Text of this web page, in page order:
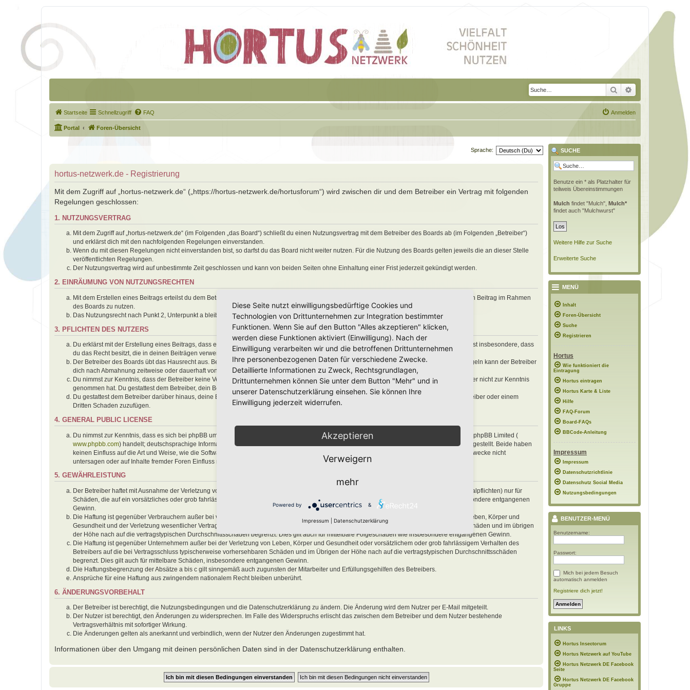
Suche Erweiterte Suche
Startseite Schnellzugriff FAQ Anmelden
Portal Foren-Übersicht
Sprache:
hortus-netzwerk.de - Registrierung
Mit dem Zugriff auf „hortus-netzwerk.de“ („https://hortus-netzwerk.de/hortusforum“) wird zwischen dir und dem Betreiber ein Vertrag mit folgenden
Regelungen geschlossen:
1. NUTZUNGSVERTRAG
Mit dem Zugriff auf „hortus-netzwerk.de“ (im Folgenden „das Board“) schließt du einen Nutzungsvertrag mit dem Betreiber des Boards ab (im Folgenden „Betreiber“)
und erklärst dich mit den nachfolgenden Regelungen einverstanden.
Wenn du mit diesen Regelungen nicht einverstanden bist, so darfst du das Board nicht weiter nutzen. Für die Nutzung des Boards gelten jeweils die an dieser Stelle
veröffentlichten Regelungen.
Der Nutzungsvertrag wird auf unbestimmte Zeit geschlossen und kann von beiden Seiten ohne Einhaltung einer Frist jederzeit gekündigt werden.
2. EINRÄUMUNG VON NUTZUNGSRECHTEN
Mit dem Erstellen eines Beitrags erteilst du dem Betreiber ein einfaches, zeitlich und räumlich unbeschränktes und unentgeltliches Recht, deinen Beitrag im Rahmen
des Boards zu nutzen.
Das Nutzungsrecht nach Punkt 2, Unterpunkt a bleibt auch nach Kündigung des Nutzungsvertrages bestehen.
3. PFLICHTEN DES NUTZERS
Du erklärst mit der Erstellung eines Beitrags, dass er keine Inhalte enthält, die gegen geltendes Recht oder die guten Sitten verstoßen. Du erklärst insbesondere, dass
du das Recht besitzt, die in deinen Beiträgen verwendeten Links und Bilder zu setzen bzw. zu verwenden.
Der Betreiber des Boards übt das Hausrecht aus. Bei Verstößen gegen diese Nutzungsbedingungen oder anderer im Board veröffentlichten Regeln kann der Betreiber
dich nach Abmahnung zeitweise oder dauerhaft von der Nutzung dieses Boards ausschließen und dir ein Hausverbot erteilen.
Du nimmst zur Kenntnis, dass der Betreiber keine Verantwortung für die Inhalte von Beiträgen übernimmt, die er nicht selbst erstellt hat oder die er nicht zur Kenntnis
genommen hat. Du gestattest dem Betreiber, dein Benutzerkonto, Beiträge und Funktionen jederzeit zu löschen oder zu sperren.
Du gestattest dem Betreiber darüber hinaus, deine Beiträge abzuändern, sofern sie gegen o. g. Regeln verstoßen oder geeignet sind, dem Betreiber oder einem
Dritten Schaden zuzufügen.
4. GENERAL PUBLIC LICENSE
Du nimmst zur Kenntnis, dass es sich bei phpBB um eine unter der „ GNU General Public License v2“ (GPL) bereitgestellten Foren-Software von phpBB Limited (
www.phpbb.com) handelt; deutschsprachige Informationen werden durch die deutschsprachige Community unter
zur Verfügung gestellt. Beide haben
keinen Einfluss auf die Art und Weise, wie die Software verwendet wird. Sie können insbesondere die Verwendung der Software für bestimmte Zwecke nicht
untersagen oder auf Inhalte fremder Foren Einfluss nehmen.
5. GEWÄHRLEISTUNG
Der Betreiber haftet mit Ausnahme der Verletzung von Leben, Körper und Gesundheit und der Verletzung wesentlicher Vertragspflichten (Kardinalpflichten) nur für
Schäden, die auf ein vorsätzliches oder grob fahrlässiges Verhalten zurückzuführen sind. Dies gilt auch für mittelbare Folgeschäden wie insbesondere entgangenen
Gewinn.
Die Haftung ist gegenüber Verbrauchern außer bei vorsätzlichem oder grob fahrlässigem Verhalten oder bei Schäden aus der Verletzung von Leben, Körper und
Gesundheit und der Verletzung wesentlicher Vertragspflichten (Kardinalpflichten) auf die bei Vertragsschluss typischerweise vorhersehbaren Schäden und im übrigen
der Höhe nach auf die vertragstypischen Durchschnittsschäden begrenzt. Dies gilt auch für mittelbare Folgeschäden wie insbesondere entgangenen Gewinn.
Die Haftung ist gegenüber Unternehmern außer bei der Verletzung von Leben, Körper und Gesundheit oder vorsätzlichem oder grob fahrlässigem Verhalten des
Betreibers auf die bei Vertragsschluss typischerweise vorhersehbaren Schäden und im Übrigen der Höhe nach auf die vertragstypischen Durchschnittsschäden
begrenzt. Dies gilt auch für mittelbare Schäden, insbesondere entgangenen Gewinn.
Die Haftungsbegrenzung der Absätze a bis c gilt sinngemäß auch zugunsten der Mitarbeiter und Erfüllungsgehilfen des Betreibers.
Ansprüche für eine Haftung aus zwingendem nationalem Recht bleiben unberührt.
6. ÄNDERUNGSVORBEHALT
Der Betreiber ist berechtigt, die Nutzungsbedingungen und die Datenschutzerklärung zu ändern. Die Änderung wird dem Nutzer per E-Mail mitgeteilt.
Der Nutzer ist berechtigt, den Änderungen zu widersprechen. Im Falle des Widerspruchs erlischt das zwischen dem Betreiber und dem Nutzer bestehende
Vertragsverhältnis mit sofortiger Wirkung.
Die Änderungen gelten als anerkannt und verbindlich, wenn der Nutzer den Änderungen zugestimmt hat.
Informationen über den Umgang mit deinen persönlichen Daten sind in der Datenschutzerklärung enthalten.
SUCHE
Benutze ein * als Platzhalter für
teilweis Übereinstimmungen
Mulch findet "Mulch", Mulch*
findet auch "Mulchwurst"
Weitere Hilfe zur Suche
Erweiterte Suche
MENÜ
Inhalt
Foren-Übersicht
Suche
Registrieren
Hortus
Wie funktioniert die
Eintragung
Hortus eintragen
Hortus Karte & Liste
Hilfe
FAQ-Forum
Board-FAQs
BBCode-Anleitung
Impressum
Impressum
Datenschutzrichtlinie
Datenschutz Social Media
Nutzungsbedingungen
BENUTZER-MENÜ
Benutzername:
Passwort:
Mich bei jedem Besuch
automatisch anmelden
Registriere dich jetzt!
LINKS
Hortus Insectorum
Hortus Netzwerk auf YouTube
Hortus Netzwerk DE Facebook
Seite
Hortus Netzwerk DE Facebook
Gruppe
Diese Seite nutzt einwilligungsbedürftige Cookies und
Technologien von Drittunternehmen zur Integration bestimmter
Funktionen. Wenn Sie auf den Button "Alles akzeptieren" klicken,
werden diese Funktionen aktiviert (Einwilligung). Nach der
Einwilligung verarbeiten wir und die betroffenen Drittunternehmen
Ihre personenbezogenen Daten für verschiedene Zwecke.
Detaillierte Informationen zu Zweck, Rechtsgrundlagen,
Drittunternehmen können Sie unter dem Button "Mehr" und in
unserer Datenschutzerklärung einsehen. Sie können Ihre
Einwilligung jederzeit widerrufen.
Akzeptieren
Verweigern
mehr
Powered by &
Impressum Datenschutzerklärung